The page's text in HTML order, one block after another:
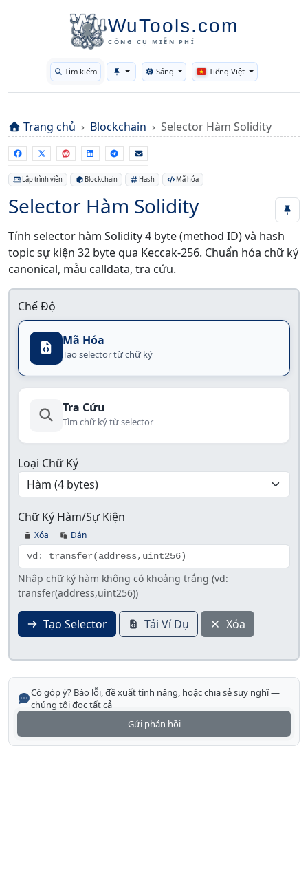
WuTools.com
CÔNG CỤ MIỄN PHÍ
Tìm kiếm Toggle theme
Sáng Tiếng Việt
Trang chủ Blockchain Selector Hàm Solidity
Lập trình viên Blockchain Hash Mã hóa
Selector Hàm Solidity
Tính selector hàm Solidity 4 byte (method ID) và hash
topic sự kiện 32 byte qua Keccak-256. Chuẩn hóa chữ ký
canonical, mẫu calldata, tra cứu.
Chế Độ
Mã Hóa
Tạo selector từ chữ ký
Tra Cứu
Tìm chữ ký từ selector
Loại Chữ Ký
Chữ Ký Hàm/Sự Kiện
Xóa Dán
Nhập chữ ký hàm không có khoảng trắng (vd:
transfer(address,uint256))
Tạo Selector Tải Ví Dụ Xóa
Có góp ý? Báo lỗi, đề xuất tính năng, hoặc chia sẻ suy nghĩ —
chúng tôi đọc tất cả
Gửi phản hồi